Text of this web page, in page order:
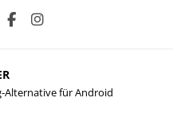
Alternative für Android